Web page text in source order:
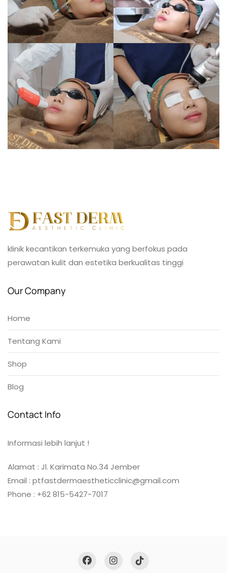
klinik kecantikan terkemuka yang berfokus pada
perawatan kulit dan estetika berkualitas tinggi
Our Company
Home
Tentang Kami
Shop
Blog
Contact Info
Informasi lebih lanjut !
Alamat : Jl. Karimata No.34 Jember
Email : ptfastdermaestheticclinic@gmail.com
Phone : +62 815-5427-7017